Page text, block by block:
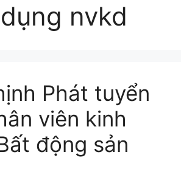
nvkd
Phát tuyển
viên kinh
động sản